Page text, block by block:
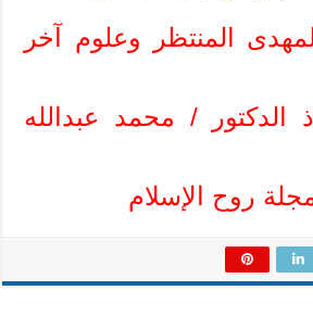
المنتظر وعلوم آخر
الدكتور / محمد عبدالله
روح الإسلام